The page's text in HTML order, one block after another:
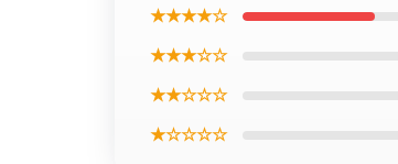
★★★★☆
★★★☆☆
★★☆☆☆
★☆☆☆☆